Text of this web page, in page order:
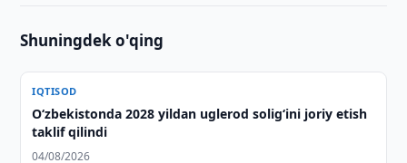
Shuningdek o'qing
IQTISOD
O‘zbekistonda 2028 yildan uglerod solig‘ini joriy etish
taklif qilindi
04/08/2026